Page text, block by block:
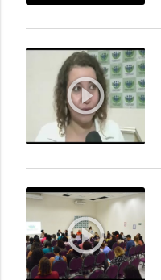
play_circle_outline
play_circle_outline